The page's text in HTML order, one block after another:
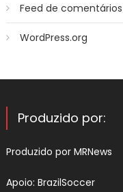
Feed de comentários
WordPress.org
Produzido por:
Produzido por MRNews
Apoio: BrazilSoccer